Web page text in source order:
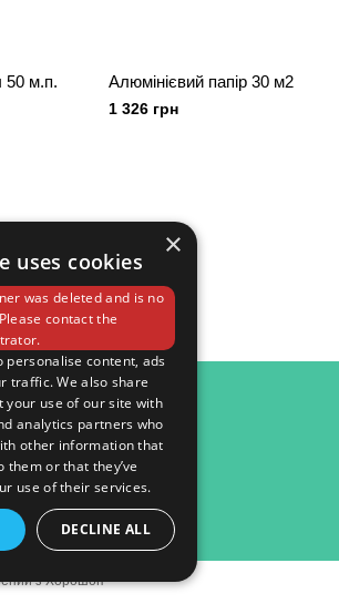
50 м.п. Алюмінієвий папір 30 м2
1 326 грн
098 984 15 82
Контактна інформація
Повна версія сайту
з Хорошоп
×
uses cookies
was deleted and is no
contact the
personalise content, ads
traffic. We also share
your use of our site with
analytics partners who
other information that
them or that they’ve
use of their services.
DECLINE ALL